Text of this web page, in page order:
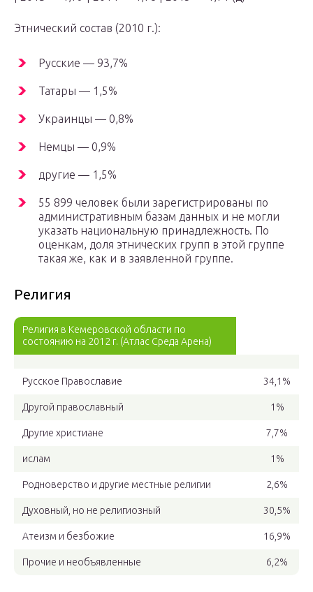
Этнический состав (2010 г.):
Русские — 93,7%
Татары — 1,5%
Украинцы — 0,8%
Немцы — 0,9%
другие — 1,5%
55 899 человек были зарегистрированы по
административным базам данных и не могли
указать национальную принадлежность. По
оценкам, доля этнических групп в этой группе
такая же, как и в заявленной группе.
Религия
Религия в Кемеровской области по
состоянию на 2012 г. (Атлас Среда Арена)
Русское Православие 34,1%
Другой православный 1%
Другие христиане 7,7%
ислам 1%
Родноверство и другие местные религии 2,6%
Духовный, но не религиозный 30,5%
Атеизм и безбожие 16,9%
Прочие и необъявленные 6,2%